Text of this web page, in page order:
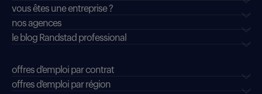
vous êtes une entreprise ?
nos agences
le blog Randstad professional
offres d'emploi par contrat
offres d'emploi par région